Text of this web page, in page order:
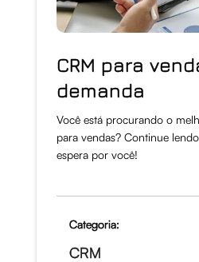
CRM para
demanda
Você está procurando o
para vendas? Continue
espera por você!
Categoria:
CRM